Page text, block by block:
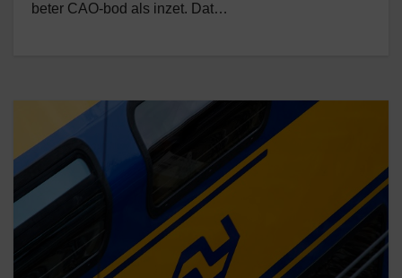
beter CAO-bod als inzet. Dat…